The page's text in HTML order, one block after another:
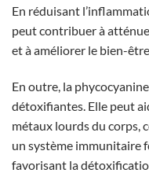
En réduisant
peut contribuer à
et à améliorer le bien-
En outre, la
détoxifiantes. Elle peut
métaux lourds du corps,
un système immunitaire
favorisant la